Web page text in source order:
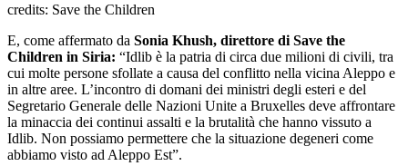
credits: Save the Children
E, come affermato da Sonia Khush, direttore di Save the
Children in Siria: “Idlib è la patria di circa due milioni di civili, tra
cui molte persone sfollate a causa del conflitto nella vicina Aleppo e
in altre aree. L’incontro di domani dei ministri degli esteri e del
Segretario Generale delle Nazioni Unite a Bruxelles deve affrontare
la minaccia dei continui assalti e la brutalità che hanno vissuto a
Idlib. Non possiamo permettere che la situazione degeneri come
abbiamo visto ad Aleppo Est”.